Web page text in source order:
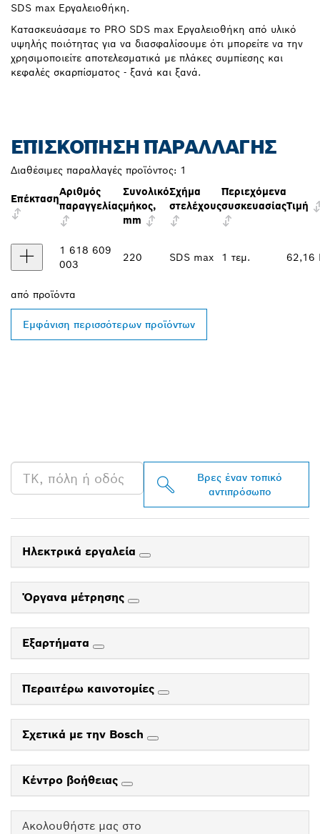
SDS max Εργαλειοθήκη.
Κατασκευάσαμε το PRO SDS max Εργαλειοθήκη από υλικό
υψηλής ποιότητας για να διασφαλίσουμε ότι μπορείτε να την
χρησιμοποιείτε αποτελεσματικά με πλάκες συμπίεσης και
κεφαλές σκαρπίσματος - ξανά και ξανά.
ΕΠΙΣΚΌΠΗΣΗ ΠΑΡΑΛΛΑΓΉΣ
Διαθέσιμες παραλλαγές προϊόντος: 1
Επέκταση
Αριθμός
παραγγελίας
Συνολικό
μήκος,
mm
Σχήμα
στελέχους
Περιεχόμενα
συσκευασίαςΤιμή
1 618 609
003
220 SDS max 1 τεμ. 62,16
από προϊόντα
Εμφάνιση περισσότερων προϊόντων
Βρες έναν τοπικό
αντιπρόσωπο
Ηλεκτρικά εργαλεία
Όργανα μέτρησης
Εξαρτήματα
Περαιτέρω καινοτομίες
Σχετικά με την Bosch
Κέντρο βοήθειας
Ακολουθήστε μας στο